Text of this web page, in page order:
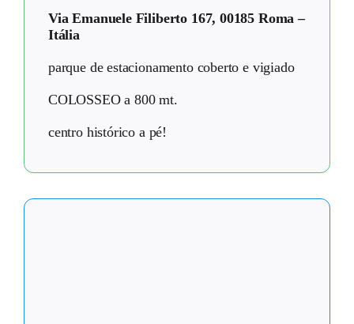
Via Emanuele Filiberto 167, 00185 Roma –
Itália
parque de estacionamento coberto e vigiado
COLOSSEO a 800 mt.
centro histórico a pé!